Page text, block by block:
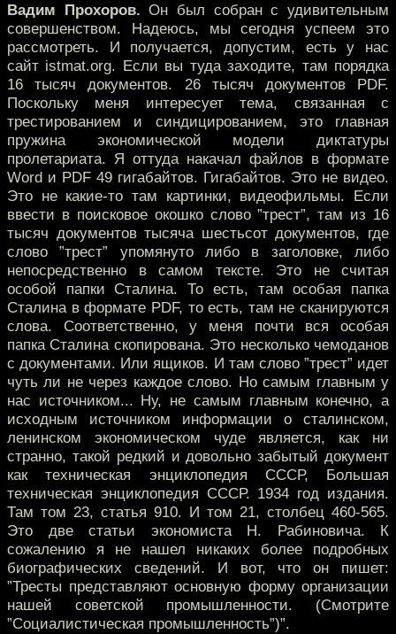
Вадим Прохоров. Он был собран с удивительным
совершенством. Надеюсь, мы сегодня успеем это
рассмотреть. И получается, допустим, есть у нас
сайт istmat.org. Если вы туда заходите, там порядка
16 тысяч документов. 26 тысяч документов PDF.
Поскольку меня интересует тема, связанная с
трестированием и синдицированием, это главная
пружина экономической модели диктатуры
пролетариата. Я оттуда накачал файлов в формате
Word и PDF 49 гигабайтов. Гигабайтов. Это не видео.
Это не какие-то там картинки, видеофильмы. Если
ввести в поисковое окошко слово ”трест”, там из 16
тысяч документов тысяча шестьсот документов, где
слово ”трест” упомянуто либо в заголовке, либо
непосредственно в самом тексте. Это не считая
особой папки Сталина. То есть, там особая папка
Сталина в формате PDF, то есть, там не сканируются
слова. Соответственно, у меня почти вся особая
папка Сталина скопирована. Это несколько чемоданов
с документами. Или ящиков. И там слово ”трест” идет
чуть ли не через каждое слово. Но самым главным у
нас источником... Ну, не самым главным конечно, а
исходным источником информации о сталинском,
ленинском экономическом чуде является, как ни
странно, такой редкий и довольно забытый документ
как техническая энциклопедия СССР, Большая
техническая энциклопедия СССР. 1934 год издания.
Там том 23, статья 910. И том 21, столбец 460-565.
Это две статьи экономиста Н. Рабиновича. К
сожалению я не нашел никаких более подробных
биографических сведений. И вот, что он пишет:
”Тресты представляют основную форму организации
нашей советской промышленности. (Смотрите
”Социалистическая промышленность”)”.